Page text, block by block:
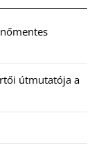
útmutatója a